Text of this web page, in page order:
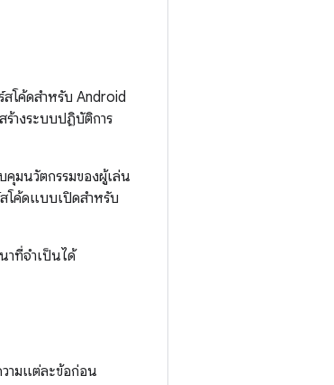
โค้ดสำหรับ Android
ร้างระบบปฏิบัติการ
คุมนวัตกรรมของผู้เล่น
ค้ดแบบเปิดสำหรับ
ที่จำเป็นได้
วามแต่ละข้อก่อน